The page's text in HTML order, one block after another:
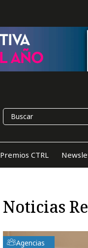
Premios CTRL
Noticias
Agencias